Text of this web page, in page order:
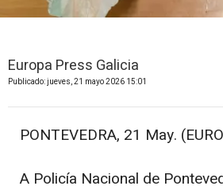
Europa Press Galicia
Publicado: jueves, 21 mayo 2026 15:01
PONTEVEDRA, 21 May.
A Policía Nacional de